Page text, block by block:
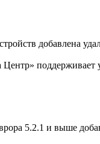
добавлена
поддерживает
5.2.1 и выше